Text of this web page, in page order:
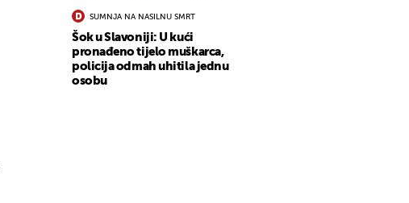
SUMNJA NA NASILNU SMRT
Šok u Slavoniji: U kući
pronađeno tijelo muškarca,
policija odmah uhitila jednu
osobu